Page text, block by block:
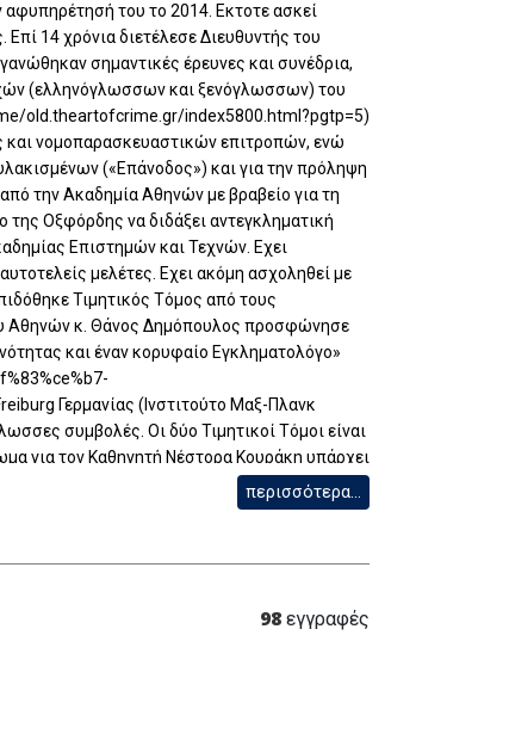
αφυπηρέτησή του το 2014. Εκτοτε ασκεί
14 χρόνια διετέλεσε Διευθυντής του
σημαντικές έρευνες και συνέδρια,
(ελληνόγλωσσων και ξενόγλωσσων) του
old.theartofcrime.gr/index5800.html?pgtp=5)
και νομοπαρασκευαστικών επιτροπών, ενώ
(«Επάνοδος») και για την πρόληψη
την Ακαδημία Αθηνών με βραβείο για τη
Οξφόρδης να διδάξει αντεγκληματική
Επιστημών και Τεχνών. Εχει
μελέτες. Εχει ακόμη ασχοληθεί με
Τιμητικός Τόμος από τους
Αθηνών κ. Θάνος Δημόπουλος προσφώνησε
και έναν κορυφαίο Εγκληματολόγο»
Γερμανίας (Ινστιτούτο Μαξ-Πλανκ
συμβολές. Οι δύο Τιμητικοί Τόμοι είναι
για τον Καθηγητή Νέστορα Κουράκη υπάρχει
περισσότερα...
98 εγγραφές